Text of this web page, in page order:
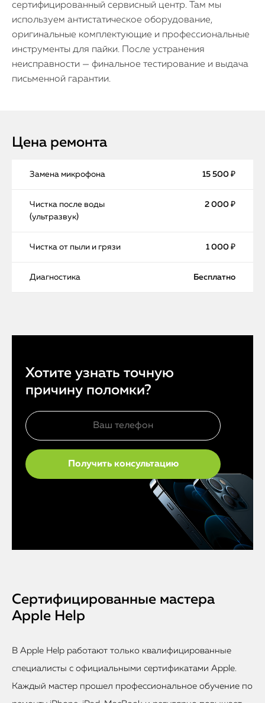
сертифицированный сервисный центр. Там мы
используем антистатическое оборудование,
оригинальные комплектующие и профессиональные
инструменты для пайки. После устранения
неисправности — финальное тестирование и выдача
письменной гарантии.
Цена ремонта
Замена микрофона 15 500 ₽
Чистка после воды
(ультразвук)
2 000 ₽
Чистка от пыли и грязи 1 000 ₽
Диагностика Бесплатно
Хотите узнать точную
причину поломки?
Сертифицированные мастера
Apple Help
В Apple Help работают только квалифицированные
специалисты с официальными сертификатами Apple.
Каждый мастер прошел профессиональное обучение по